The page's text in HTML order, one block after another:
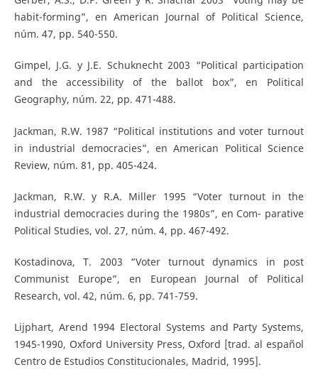
habit-forming”, en American Journal of Political Science,
núm. 47, pp. 540-550.
Gimpel, J.G. y J.E. Schuknecht 2003 “Political participation
and the accessibility of the ballot box”, en Political
Geography, núm. 22, pp. 471-488.
Jackman, R.W. 1987 “Political institutions and voter turnout
in industrial democracies”, en American Political Science
Review, núm. 81, pp. 405-424.
Jackman, R.W. y R.A. Miller 1995 “Voter turnout in the
industrial democracies during the 1980s”, en Com- parative
Political Studies, vol. 27, núm. 4, pp. 467-492.
Kostadinova, T. 2003 “Voter turnout dynamics in post
Communist Europe”, en European Journal of Political
Research, vol. 42, núm. 6, pp. 741-759.
Lijphart, Arend 1994 Electoral Systems and Party Systems,
1945-1990, Oxford University Press, Oxford [trad. al español
Centro de Estudios Constitucionales, Madrid, 1995].